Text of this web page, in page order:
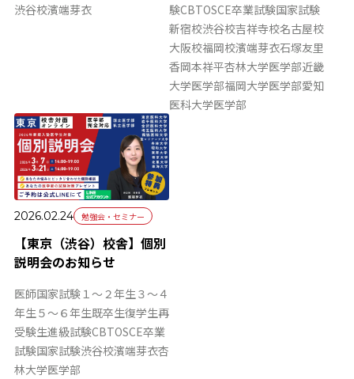
渋谷校濱端芽衣
験CBTOSCE卒業試験国家試験
新宿校渋谷校吉祥寺校名古屋校
大阪校福岡校濱端芽衣石塚友里
香岡本祥平杏林大学医学部近畿
大学医学部福岡大学医学部愛知
医科大学医学部
2026.02.24 勉強会・セミナー
【東京（渋谷）校舎】個別
説明会のお知らせ
医師国家試験１～２年生３～４
年生５～６年生既卒生復学生再
受験生進級試験CBTOSCE卒業
試験国家試験渋谷校濱端芽衣杏
林大学医学部